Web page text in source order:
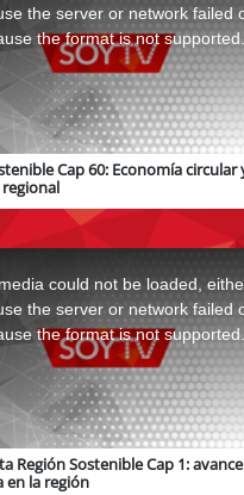
the server or network failed
the format is not supported.
Cap 60: Economía circular
could not be loaded,
the server or network failed
the format is not supported.
Región Sostenible Cap 1:
en la región